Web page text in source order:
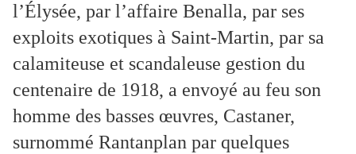
l’Élysée, par l’affaire Benalla, par ses
exploits exotiques à Saint-Martin, par sa
calamiteuse et scandaleuse gestion du
centenaire de 1918, a envoyé au feu son
homme des basses œuvres, Castaner,
surnommé Rantanplan par quelques